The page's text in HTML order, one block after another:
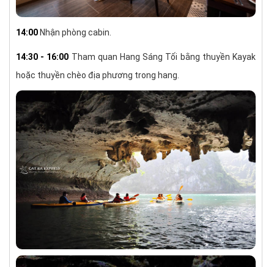
14:00 Nhận phòng cabin.
14:30 - 16:00 Tham quan Hang Sáng Tối bằng thuyền Kayak
hoặc thuyền chèo địa phương trong hang.